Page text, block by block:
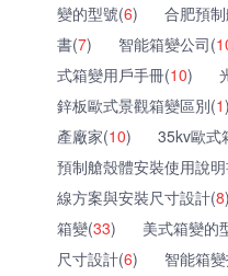
變的型號(6) 合肥預
書(7) 智能箱變公司(
式箱變用戶手冊(10)
鋅板歐式景觀箱變區別(1)
產廠家(10) 35kv歐式
預制艙殼體安裝使用說
線方案與安裝尺寸設計(8)
箱變(33) 美式箱變的
尺寸設計(6) 智能箱